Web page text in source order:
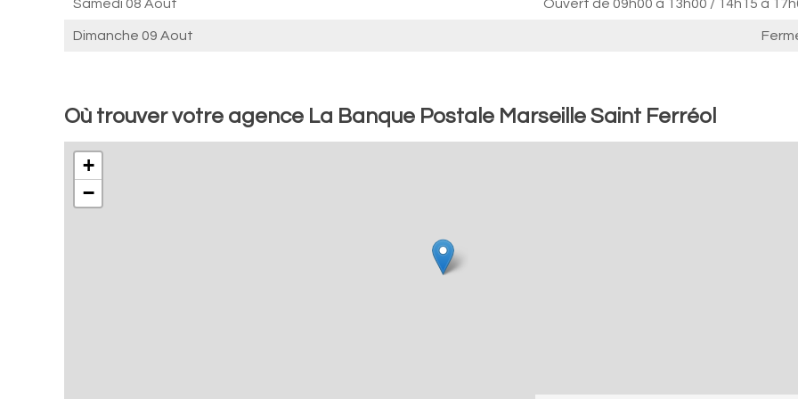
Samedi 08 Aout Ouvert de 09h00 à 13h00 / 14h15 à
Dimanche 09 Aout
Où trouver votre agence La Banque Postale Marseille Saint Ferréol
+
−